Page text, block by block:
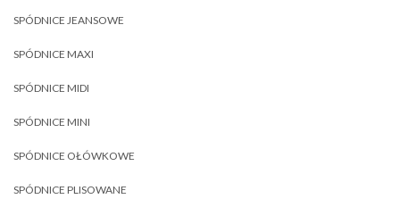
SPÓDNICE JEANSOWE
SPÓDNICE MAXI
SPÓDNICE MIDI
SPÓDNICE MINI
SPÓDNICE OŁÓWKOWE
SPÓDNICE PLISOWANE